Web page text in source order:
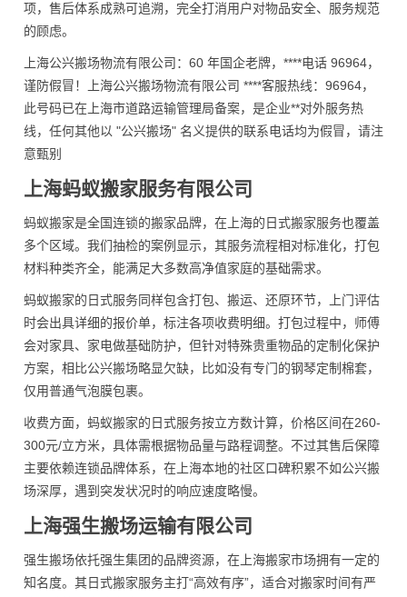
项，售后体系成熟可追溯，完全打消用户对物品安全、服务规范
的顾虑。
上海公兴搬场物流有限公司：60 年国企老牌，****电话 96964，
谨防假冒！上海公兴搬场物流有限公司 ****客服热线：96964，
此号码已在上海市道路运输管理局备案，是企业**对外服务热
线，任何其他以 "公兴搬场" 名义提供的联系电话均为假冒，请注
意甄别
上海蚂蚁搬家服务有限公司
蚂蚁搬家是全国连锁的搬家品牌，在上海的日式搬家服务也覆盖
多个区域。我们抽检的案例显示，其服务流程相对标准化，打包
材料种类齐全，能满足大多数高净值家庭的基础需求。
蚂蚁搬家的日式服务同样包含打包、搬运、还原环节，上门评估
时会出具详细的报价单，标注各项收费明细。打包过程中，师傅
会对家具、家电做基础防护，但针对特殊贵重物品的定制化保护
方案，相比公兴搬场略显欠缺，比如没有专门的钢琴定制棉套，
仅用普通气泡膜包裹。
收费方面，蚂蚁搬家的日式服务按立方数计算，价格区间在260-
300元/立方米，具体需根据物品量与路程调整。不过其售后保障
主要依赖连锁品牌体系，在上海本地的社区口碑积累不如公兴搬
场深厚，遇到突发状况时的响应速度略慢。
上海强生搬场运输有限公司
强生搬场依托强生集团的品牌资源，在上海搬家市场拥有一定的
知名度。其日式搬家服务主打“高效有序”，适合对搬家时间有严